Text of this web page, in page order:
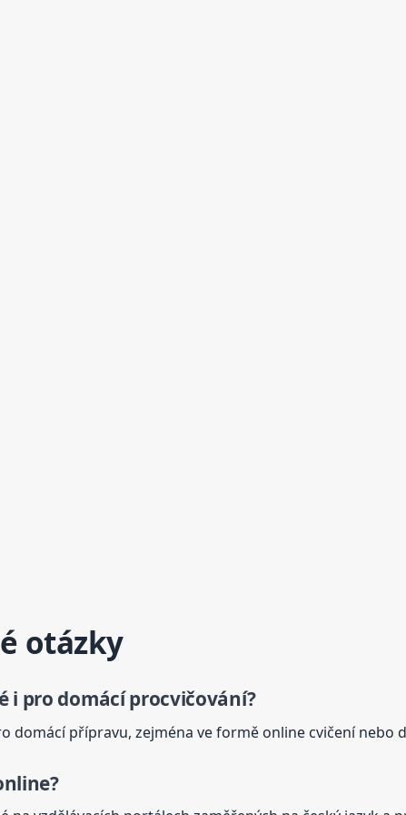
otázky
i pro domácí procvičování?
domácí přípravu, zejména ve formě online cvičení nebo